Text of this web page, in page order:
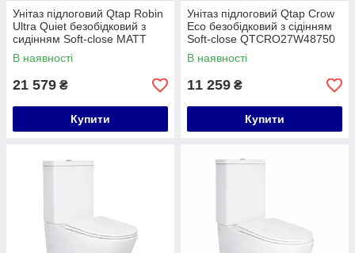
Унітаз підлоговий Qtap Robin
Ultra Quiet безобідковий з
сидінням Soft-close MATT
BLACK QT13226083AMB
В наявності
21 579 ₴
Купити
Унітаз підлоговий Qtap Crow
Eco безобідковий з сідінням
Soft-close QTCRO27W48750
В наявності
11 259 ₴
Купити